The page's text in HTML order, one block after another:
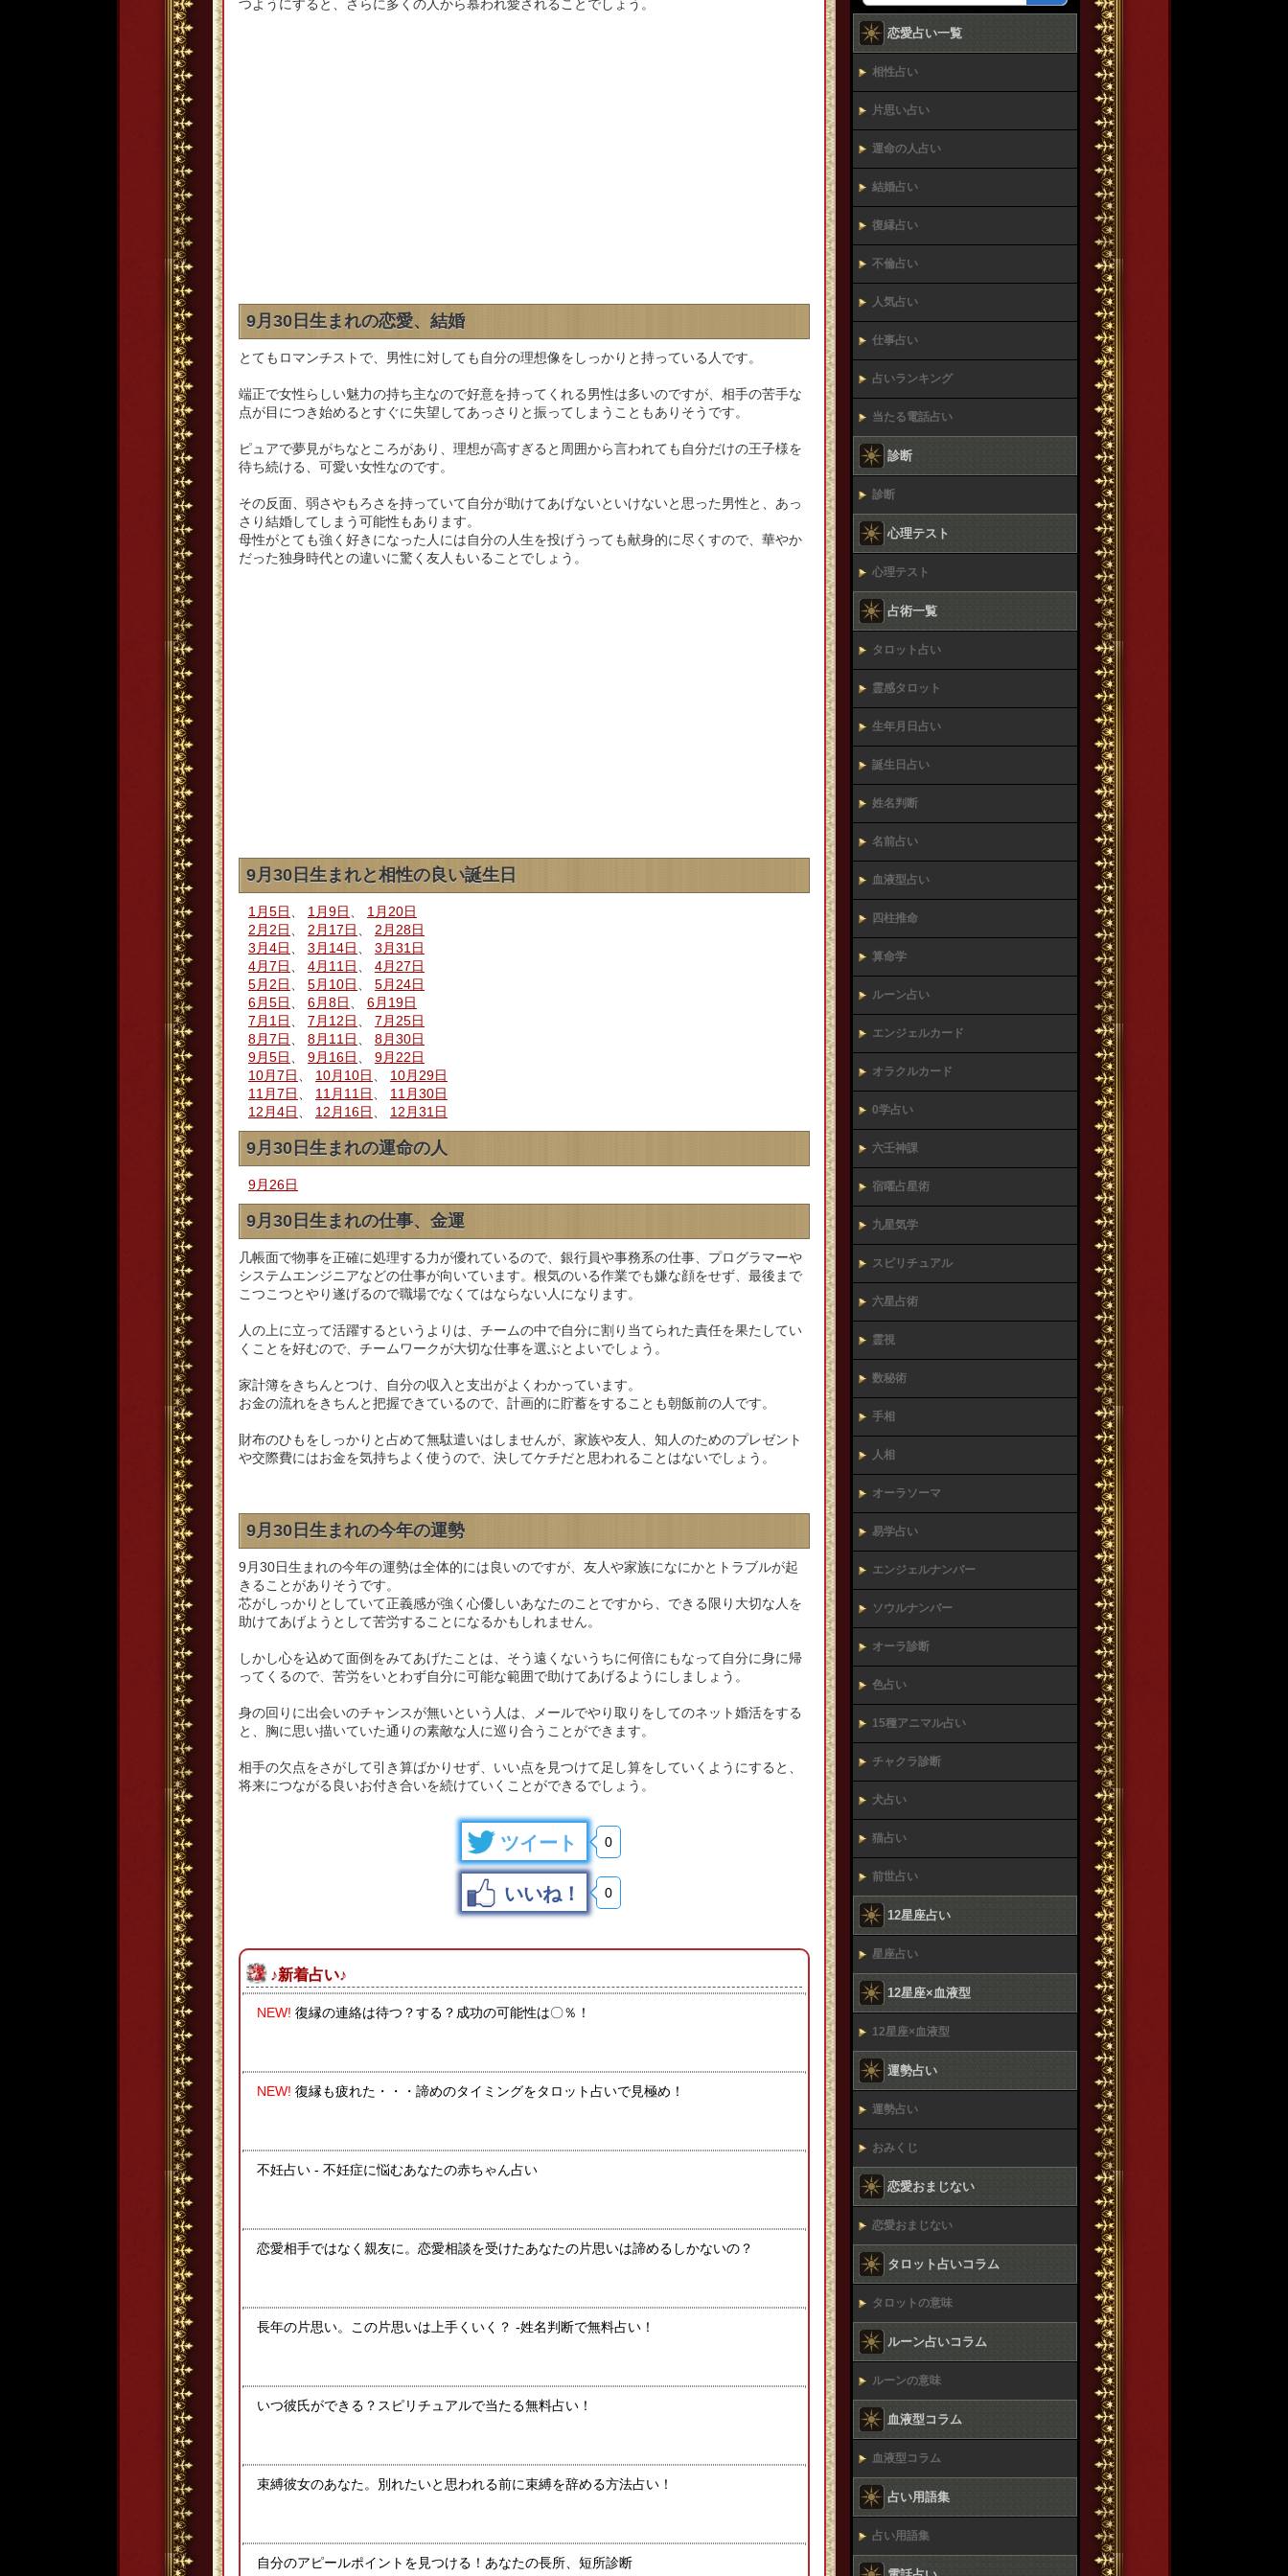
つようにすると、さらに多くの人から慕われ愛されることでしょう。
9月30日生まれの恋愛、結婚
とてもロマンチストで、男性に対しても自分の理想像をしっかりと持っている人です。
端正で女性らしい魅力の持ち主なので好意を持ってくれる男性は多いのですが、相手の苦手な
点が目につき始めるとすぐに失望してあっさりと振ってしまうこともありそうです。
ピュアで夢見がちなところがあり、理想が高すぎると周囲から言われても自分だけの王子様を
待ち続ける、可愛い女性なのです。
その反面、弱さやもろさを持っていて自分が助けてあげないといけないと思った男性と、あっ
さり結婚してしまう可能性もあります。
母性がとても強く好きになった人には自分の人生を投げうっても献身的に尽くすので、華やか
だった独身時代との違いに驚く友人もいることでしょう。
9月30日生まれと相性の良い誕生日
1月5日 1月9日
1月20日
2月2日
2月17日
2月28日
3月4日
3月14日
3月31日
4月7日
4月11日
4月27日
5月2日
5月10日
5月24日
6月5日
6月8日
6月19日
7月1日
7月12日
7月25日
8月7日
8月11日
8月30日
9月5日
9月16日
9月22日
10月7日
10月10日
10月29日
11月7日
11月11日
11月30日
12月4日
12月16日 12月31日
9月30日生まれの運命の人
9月26日
9月30日生まれの仕事、金運
几帳面で物事を正確に処理する力が優れているので、銀行員や事務系の仕事、プログラマーや
システムエンジニアなどの仕事が向いています。根気のいる作業でも嫌な顔をせず、最後まで
こつこつとやり遂げるので職場でなくてはならない人になります。
人の上に立って活躍するというよりは、チームの中で自分に割り当てられた責任を果たしてい
くことを好むので、チームワークが大切な仕事を選ぶとよいでしょう。
家計簿をきちんとつけ、自分の収入と支出がよくわかっています。
お金の流れをきちんと把握できているので、計画的に貯蓄をすることも朝飯前の人です。
財布のひもをしっかりと占めて無駄遣いはしませんが、家族や友人、知人のためのプレゼント
や交際費にはお金を気持ちよく使うので、決してケチだと思われることはないでしょう。
9月30日生まれの今年の運勢
9月30日生まれの今年の運勢は全体的には良いのですが、友人や家族になにかとトラブルが起
きることがありそうです。
芯がしっかりとしていて正義感が強く心優しいあなたのことですから、できる限り大切な人を
助けてあげようとして苦労することになるかもしれません。
しかし心を込めて面倒をみてあげたことは、そう遠くないうちに何倍にもなって自分に身に帰
ってくるので、苦労をいとわず自分に可能な範囲で助けてあげるようにしましょう。
身の回りに出会いのチャンスが無いという人は、メールでやり取りをしてのネット婚活をする
と、胸に思い描いていた通りの素敵な人に巡り合うことができます。
相手の欠点をさがして引き算ばかりせず、いい点を見つけて足し算をしていくようにすると、
将来につながる良いお付き合いを続けていくことができるでしょう。
ツイート 0
いいね！ 0
♪新着占い♪
NEW! 復縁の連絡は待つ？する？成功の可能性は〇％！
NEW! 復縁も疲れた・・・諦めのタイミングをタロット占いで見極め！
不妊占い - 不妊症に悩むあなたの赤ちゃん占い
恋愛相手ではなく親友に。恋愛相談を受けたあなたの片思いは諦めるしかないの？
長年の片思い。この片思いは上手くいく？ -姓名判断で無料占い！
いつ彼氏ができる？スピリチュアルで当たる無料占い！
束縛彼女のあなた。別れたいと思われる前に束縛を辞める方法占い！
自分のアピールポイントを見つける！あなたの長所、短所診断
恋愛占い一覧
相性占い
片思い占い
運命の人占い
結婚占い
復縁占い
不倫占い
人気占い
仕事占い
占いランキング
当たる電話占い
診断
診断
心理テスト
心理テスト
占術一覧
タロット占い
霊感タロット
生年月日占い
誕生日占い
姓名判断
名前占い
血液型占い
四柱推命
算命学
ルーン占い
エンジェルカード
オラクルカード
0学占い
六壬神課
宿曜占星術
九星気学
スピリチュアル
六星占術
霊視
数秘術
手相
人相
オーラソーマ
易学占い
エンジェルナンバー
ソウルナンバー
オーラ診断
色占い
15種アニマル占い
チャクラ診断
犬占い
猫占い
前世占い
12星座占い
星座占い
12星座×血液型
12星座×血液型
運勢占い
運勢占い
おみくじ
恋愛おまじない
恋愛おまじない
タロット占いコラム
タロットの意味
ルーン占いコラム
ルーンの意味
血液型コラム
血液型コラム
占い用語集
占い用語集